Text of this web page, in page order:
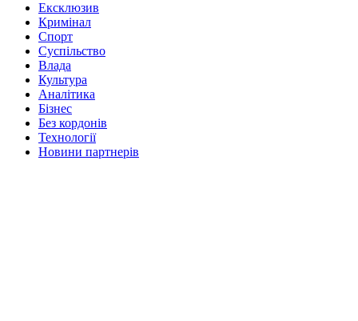
Ексклюзив
Кримінал
Спорт
Суспільство
Влада
Культура
Аналітика
Бізнес
Без кордонів
Технології
Новини партнерів